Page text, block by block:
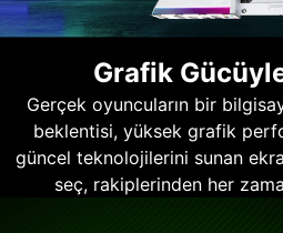
Grafik
Gerçek oyuncuların bir
beklentisi, yüksek grafik
güncel teknolojilerini sunan
seç, rakiplerinden her